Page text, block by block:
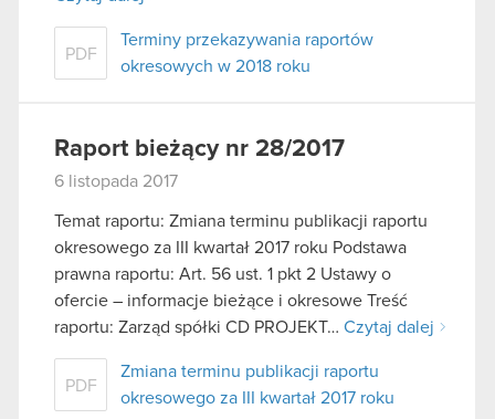
PDF
Terminy przekazywania raportów
okresowych w 2018 roku
Raport bieżący nr 28/2017
6 listopada 2017
Temat raportu: Zmiana terminu publikacji raportu
okresowego za III kwartał 2017 roku Podstawa
prawna raportu: Art. 56 ust. 1 pkt 2 Ustawy o
ofercie – informacje bieżące i okresowe Treść
raportu: Zarząd spółki CD PROJEKT… Czytaj dalej
PDF
Zmiana terminu publikacji raportu
okresowego za III kwartał 2017 roku